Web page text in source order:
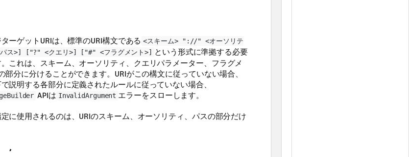
ーゲットURIは、標準のURI構文である <スキーム> "://" <オーソリテ
ス>] ["?" <クエリ>] ["#" <フラグメント>]
という形式に準拠する必要
これは、スキーム、オーソリティ、クエリパラメーター、フラグメ
部分に分けることができます。URIがこの構文に従っていない場合、
説明する各部分に定義されたルールに従っていない場合、
APIは InvalidArgument エラーをスローします。
に使用されるのは、URIのスキーム、オーソリティ、パスの部分だけ